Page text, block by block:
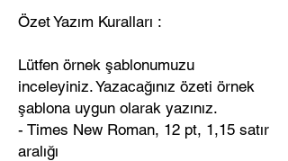
Özet Yazım Kuralları :
Lütfen örnek şablonumuzu
inceleyiniz. Yazacağınız özeti örnek
şablona uygun olarak yazınız.
- Times New Roman, 12 pt, 1,15 satır
aralığı